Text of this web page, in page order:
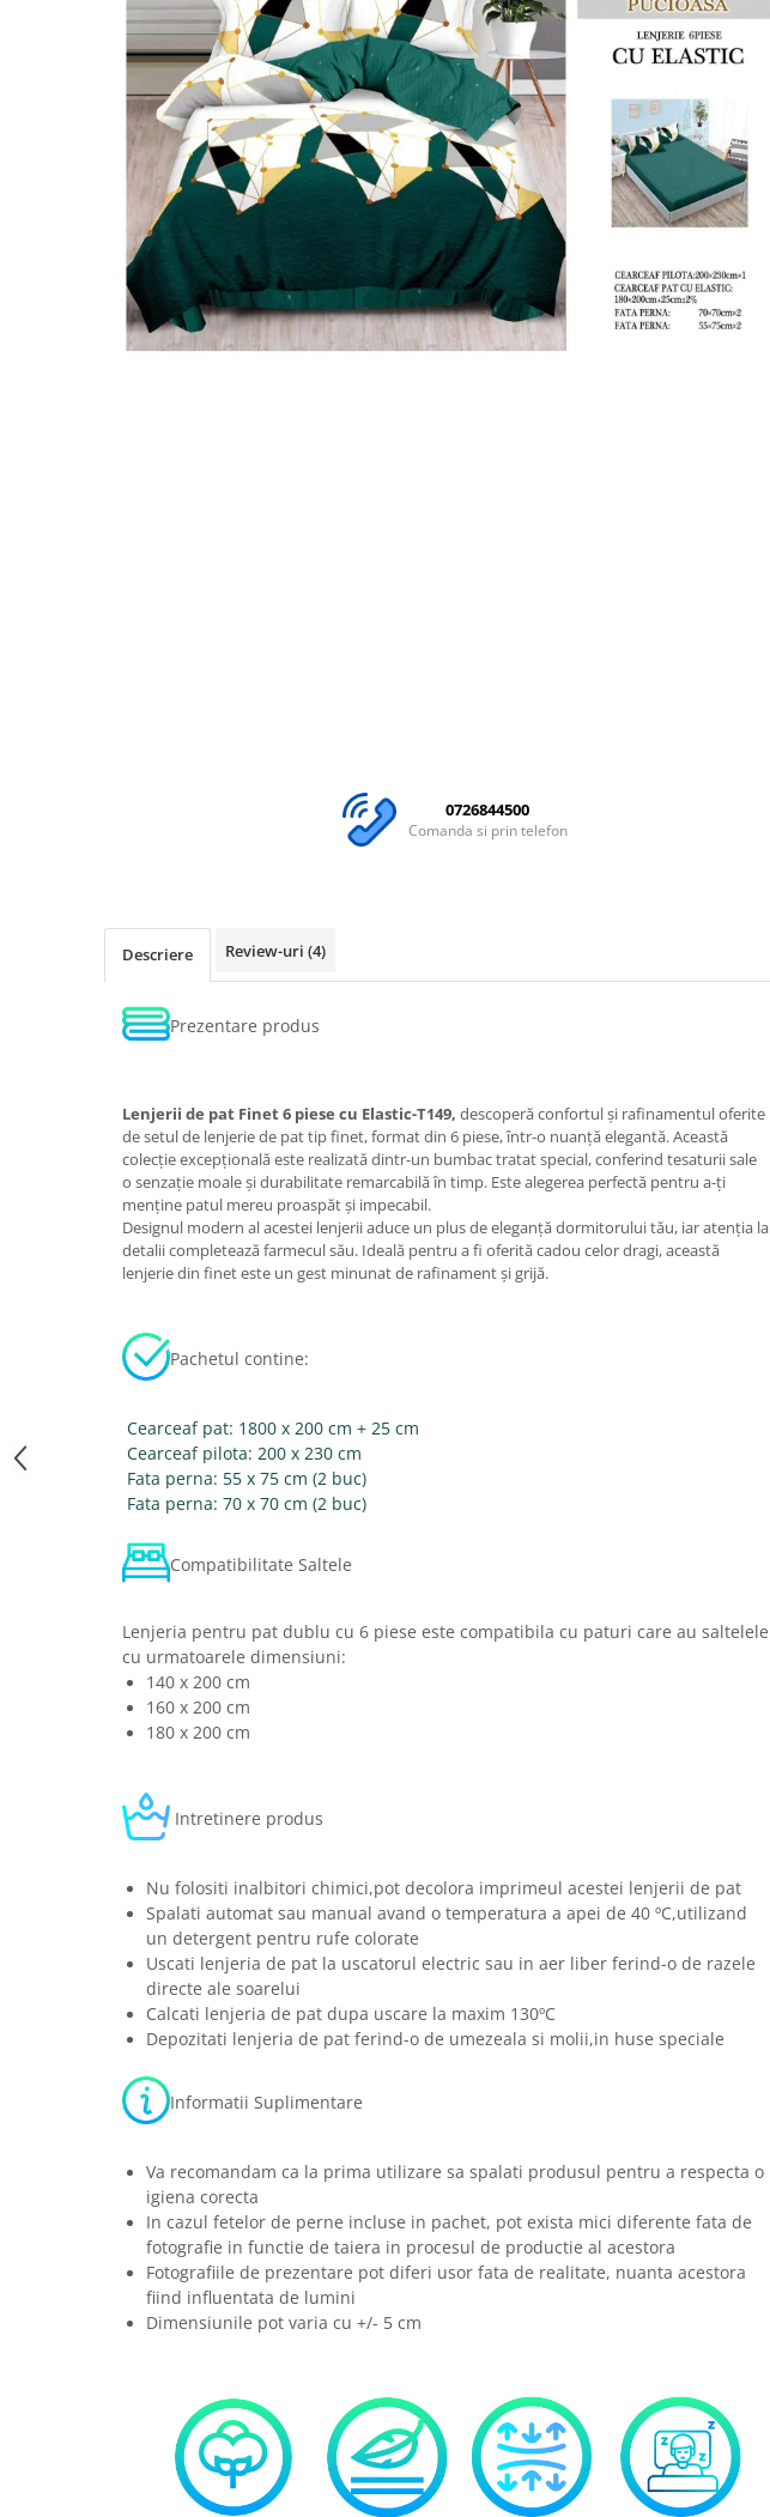
Lenjerii Creponate
Lenjerii de finet Iprimate Digital
Lenjerii de pat Bumbac 100%
Lenjerii de pat Finet + 2 Draperii
Lenjerii de pat Saten 4 piese cu
0726844500
Comanda si prin telefon
Descriere Review-uri (4)
Prezentare produs
Lenjerii de pat Finet 6 piese cu Elastic-T149, descoperă confortul și rafinamentul oferite
de setul de lenjerie de pat tip finet, format din 6 piese, într-o nuanță elegantă. Această
colecție excepțională este realizată dintr-un bumbac tratat special, conferind tesaturii sale
o senzație moale și durabilitate remarcabilă în timp. Este alegerea perfectă pentru a-ți
menține patul mereu proaspăt și impecabil.
Designul modern al acestei lenjerii aduce un plus de eleganță dormitorului tău, iar atenția la
detalii completează farmecul său. Ideală pentru a fi oferită cadou celor dragi, această
lenjerie din finet este un gest minunat de rafinament și grijă.
Pachetul contine:
Cearceaf pat: 1800 x 200 cm + 25 cm
Cearceaf pilota: 200 x 230 cm
Fata perna: 55 x 75 cm (2 buc)
Fata perna: 70 x 70 cm (2 buc)
Compatibilitate Saltele
Lenjeria pentru pat dublu cu 6 piese este compatibila cu paturi care au saltelele
cu urmatoarele dimensiuni:
140 x 200 cm
160 x 200 cm
180 x 200 cm
Intretinere produs
Nu folositi inalbitori chimici,pot decolora imprimeul acestei lenjerii de pat
Spalati automat sau manual avand o temperatura a apei de 40 ºC,utilizand
un detergent pentru rufe colorate
Uscati lenjeria de pat la uscatorul electric sau in aer liber ferind-o de razele
directe ale soarelui
Calcati lenjeria de pat dupa uscare la maxim 130ºC
Depozitati lenjeria de pat ferind-o de umezeala si molii,in huse speciale
Informatii Suplimentare
Va recomandam ca la prima utilizare sa spalati produsul pentru a respecta o
igiena corecta
In cazul fetelor de perne incluse in pachet, pot exista mici diferente fata de
fotografie in functie de taiera in procesul de productie al acestora
Fotografiile de prezentare pot diferi usor fata de realitate, nuanta acestora
fiind influentata de lumini
Dimensiunile pot varia cu +/- 5 cm